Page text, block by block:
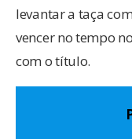
levantar a taça
vencer no tempo
com o título.